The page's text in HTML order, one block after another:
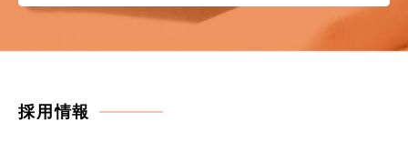
採用情報